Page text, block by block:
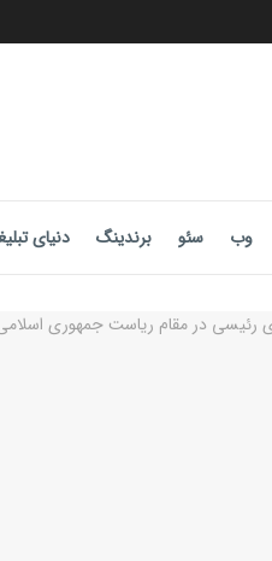
وب سئو برندینگ دنیای